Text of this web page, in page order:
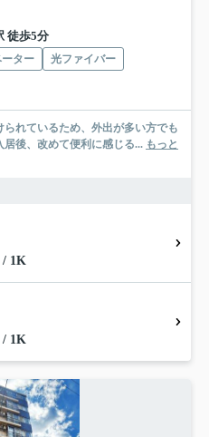
徒歩5分
ター
光ファイバー
れているため、外出が多い方でも
後、改めて便利に感じる... もっと
/ 1K
/ 1K